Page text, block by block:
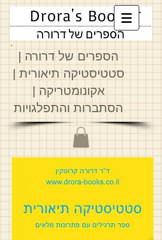
הספרים של דרורה|
סטטיסטיקה תיאורית|
אקונומטריקה|
הסתברות והתפלגויות